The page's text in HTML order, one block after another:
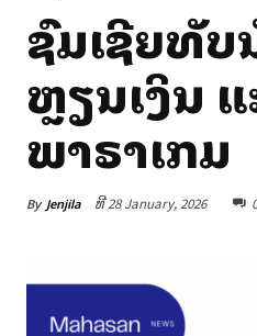
ຊົມເຊີຍທັບ
ຫຼຽນເງິນ ແ
ພາຣາເກມ
By Jenjila ທີ 28 January, 2026 0